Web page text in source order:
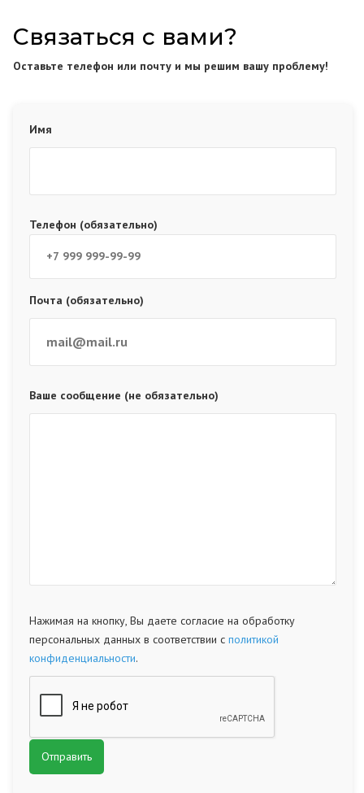
Связаться с вами?
Оставьте телефон или почту и мы решим вашу проблему!
Имя
Телефон (обязательно)
Почта (обязательно)
Ваше сообщение (не обязательно)
Нажимая на кнопку, Вы даете согласие на обработку
персональных данных в соответствии с политикой
конфиденциальности.